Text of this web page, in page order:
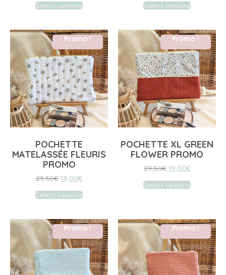
Select options
Select options
Promo !
POCHETTE
MATELASSÉE FLEURIS
PROMO
29,50€ 19,00€
Select options
Promo !
POCHETTE XL GREEN
FLOWER PROMO
29,50€ 19,00€
Select options
Promo ! Promo !